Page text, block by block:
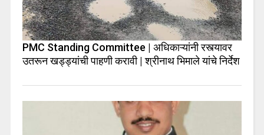
PMC Standing Committee | अधिकाऱ्यांनी रस्त्यावर
उतरून खड्ड्यांची पाहणी करावी | श्रीनाथ भिमाले यांचे निर्देश